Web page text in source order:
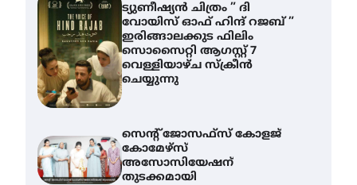
ട്യുണീഷ്യൻ ചിത്രം ” ദി
വോയിസ് ഓഫ് ഹിന്ദ് റജബ് ”
ഇരിങ്ങാലക്കുട ഫിലിം
സൊസൈറ്റി ആഗസ്റ്റ് 7
വെള്ളിയാഴ്ച സ്‌ക്രീൻ
ചെയ്യുന്നു
സെന്റ് ജോസഫ്സ് കോളജ്
കോമേഴ്‌സ്
അസോസിയേഷന്
തുടക്കമായി